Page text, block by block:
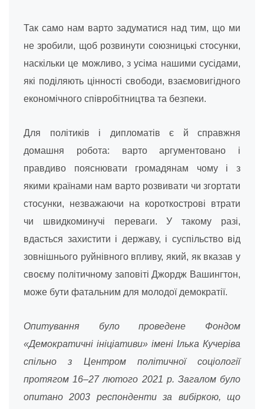
Так само нам варто задуматися над тим, що ми
не зробили, щоб розвинути союзницькі стосунки,
наскільки це можливо, з усіма нашими сусідами,
які поділяють цінності свободи, взаємовигідного
економічного співробітництва та безпеки.
Для політиків і дипломатів є й справжня
домашня робота: варто аргументовано і
правдиво пояснювати громадянам чому і з
якими країнами нам варто розвивати чи згортати
стосунки, незважаючи на короткострові втрати
чи швидкоминучі переваги. У такому разі,
вдасться захистити і державу, і суспільство від
зовнішнього руйнівного впливу, який, як вказав у
своєму політичному заповіті Джордж Вашингтон,
може бути фатальним для молодої демократії.
Опитування було проведене Фондом
«Демократичні ініціативи» імені Ілька Кучеріва
спільно з Центром політичної соціології
протягом 16–27 лютого 2021 р. Загалом було
опитано 2003 респонденти за вибіркою, що